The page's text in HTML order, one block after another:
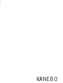
KANEBO